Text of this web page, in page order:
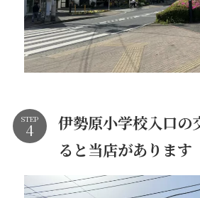
STEP
伊勢原小学校入口の
ると当店があります